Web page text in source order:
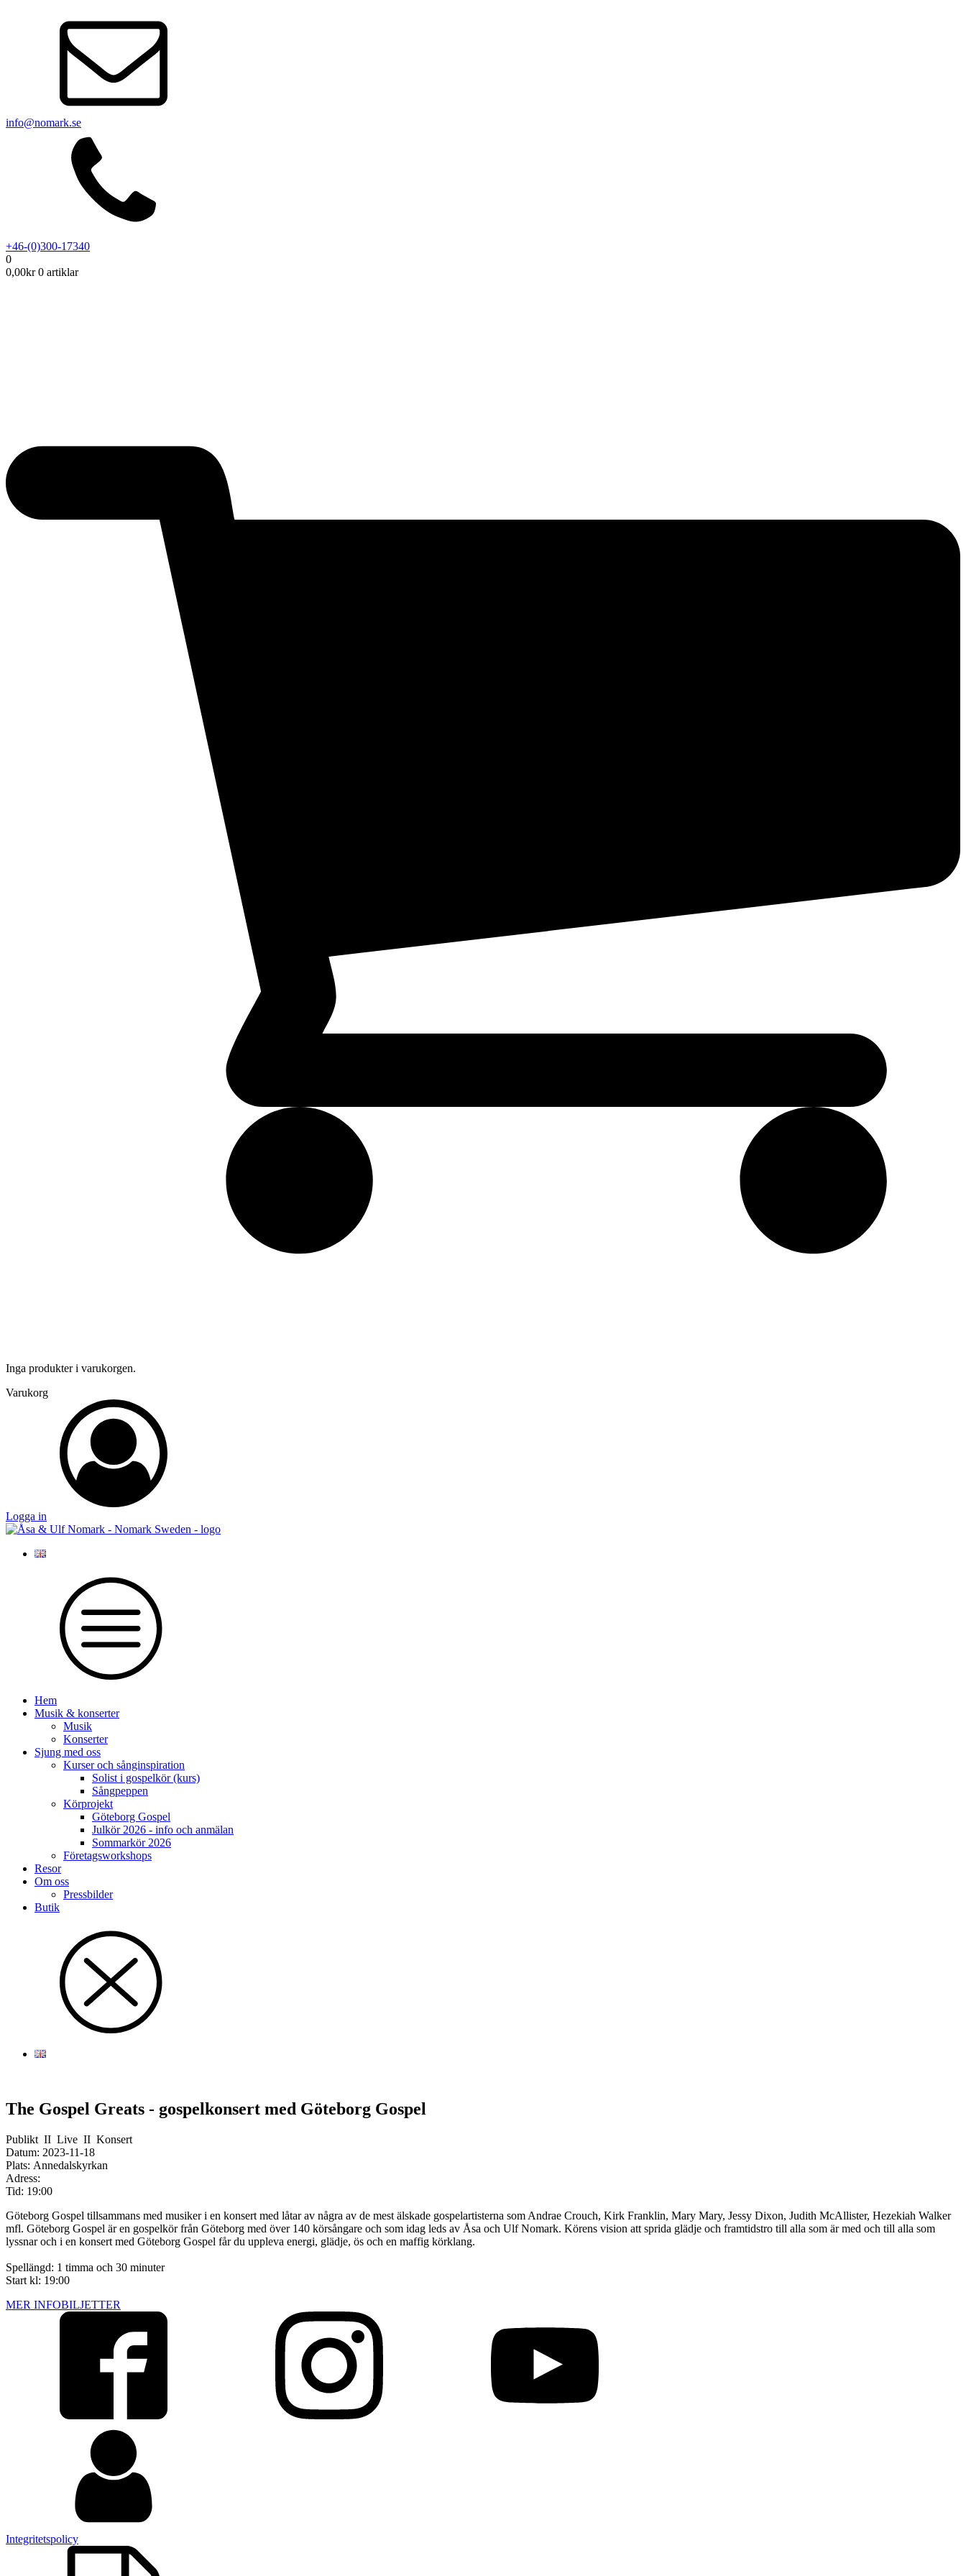
info@nomark.se
+46-(0)300-17340
0
0,00kr 0 artiklar
Inga produkter i varukorgen.
Varukorg
Logga in
Hem
Musik & konserter
Musik
Konserter
Sjung med oss
Kurser och sånginspiration
Solist i gospelkör (kurs)
Sångpeppen
Körprojekt
Göteborg Gospel
Julkör 2026 - info och anmälan
Sommarkör 2026
Företagsworkshops
Resor
Om oss
Pressbilder
Butik
The Gospel Greats - gospelkonsert med Göteborg Gospel
Publikt II Live II Konsert
Datum: 2023-11-18
Plats: Annedalskyrkan
Adress:
Tid: 19:00
Göteborg Gospel tillsammans med musiker i en konsert med låtar av några av de mest älskade gospelartisterna som Andrae Crouch, Kirk Franklin, Mary Mary, Jessy Dixon, Judith McAllister, Hezekiah Walker
mfl. Göteborg Gospel är en gospelkör från Göteborg med över 140 körsångare och som idag leds av Åsa och Ulf Nomark. Körens vision att sprida glädje och framtidstro till alla som är med och till alla som
lyssnar och i en konsert med Göteborg Gospel får du uppleva energi, glädje, ös och en maffig körklang.
Spellängd: 1 timma och 30 minuter
Start kl: 19:00
MER INFOBILJETTER
Integritetspolicy